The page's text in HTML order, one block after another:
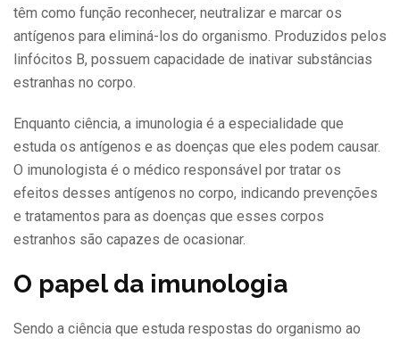
têm como função reconhecer, neutralizar e marcar os
antígenos para eliminá-los do organismo. Produzidos pelos
linfócitos B, possuem capacidade de inativar substâncias
estranhas no corpo.
Enquanto ciência, a imunologia é a especialidade que
estuda os antígenos e as doenças que eles podem causar.
O imunologista é o médico responsável por tratar os
efeitos desses antígenos no corpo, indicando prevenções
e tratamentos para as doenças que esses corpos
estranhos são capazes de ocasionar.
O papel da imunologia
Sendo a ciência que estuda respostas do organismo ao